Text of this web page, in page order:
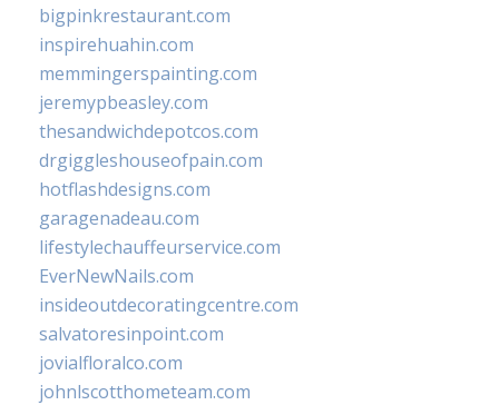
bigpinkrestaurant.com
inspirehuahin.com
memmingerspainting.com
jeremypbeasley.com
thesandwichdepotcos.com
drgiggleshouseofpain.com
hotflashdesigns.com
garagenadeau.com
lifestylechauffeurservice.com
EverNewNails.com
insideoutdecoratingcentre.com
salvatoresinpoint.com
jovialfloralco.com
johnlscotthometeam.com